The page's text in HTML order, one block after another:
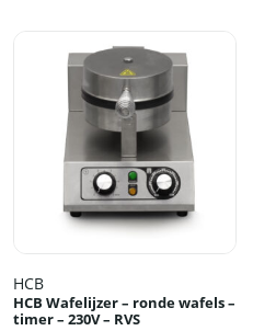
HCB
HCB Wafelijzer – ronde wafels –
timer – 230V – RVS